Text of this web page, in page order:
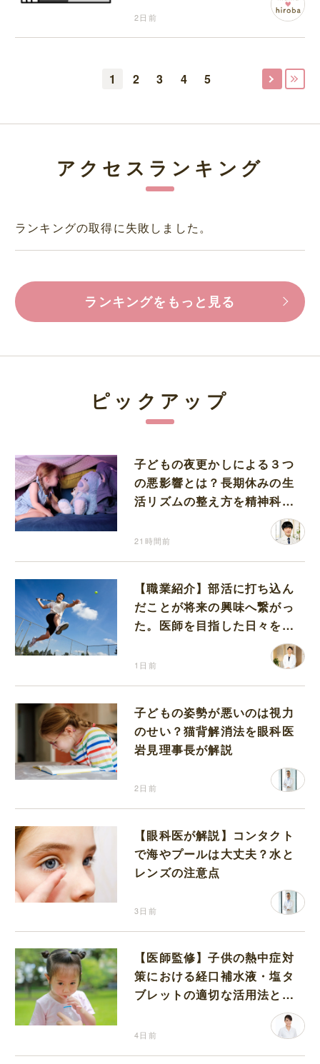
2日前
1 2 3 4 5
アクセスランキング
ランキングの取得に失敗しました。
ランキングをもっと見る
ピックアップ
子どもの夜更かしによる３つ
の悪影響とは？長期休みの生
活リズムの整え方を精神科医
21時間前
【職業紹介】部活に打ち込ん
だことが将来の興味へ繋がっ
た。医師を目指した日々を振
1日前
子どもの姿勢が悪いのは視力
のせい？猫背解消法を眼科医
岩見理事長が解説
2日前
【眼科医が解説】コンタクト
で海やプールは大丈夫？水と
レンズの注意点
3日前
【医師監修】子供の熱中症対
策における経口補水液・塩タ
ブレットの適切な活用法と水
4日前